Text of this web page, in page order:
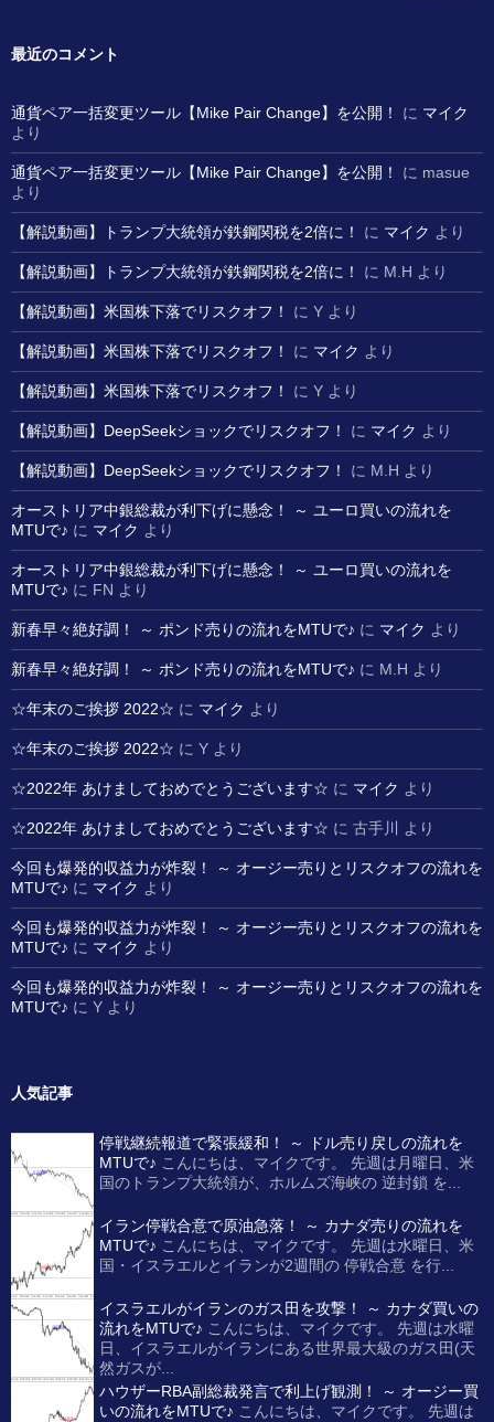
最近のコメント
通貨ペア一括変更ツール【Mike Pair Change】を公開！ に マイク
より
通貨ペア一括変更ツール【Mike Pair Change】を公開！ に masue
より
【解説動画】トランプ大統領が鉄鋼関税を2倍に！ に マイク より
【解説動画】トランプ大統領が鉄鋼関税を2倍に！ に M.H より
【解説動画】米国株下落でリスクオフ！ に Y より
【解説動画】米国株下落でリスクオフ！ に マイク より
【解説動画】米国株下落でリスクオフ！ に Y より
【解説動画】DeepSeekショックでリスクオフ！ に マイク より
【解説動画】DeepSeekショックでリスクオフ！ に M.H より
オーストリア中銀総裁が利下げに懸念！ ～ ユーロ買いの流れを
MTUで♪ に マイク より
オーストリア中銀総裁が利下げに懸念！ ～ ユーロ買いの流れを
MTUで♪ に FN より
新春早々絶好調！ ～ ポンド売りの流れをMTUで♪ に マイク より
新春早々絶好調！ ～ ポンド売りの流れをMTUで♪ に M.H より
☆年末のご挨拶 2022☆ に マイク より
☆年末のご挨拶 2022☆ に Y より
☆2022年 あけましておめでとうございます☆ に マイク より
☆2022年 あけましておめでとうございます☆ に 古手川 より
今回も爆発的収益力が炸裂！ ～ オージー売りとリスクオフの流れを
MTUで♪ に マイク より
今回も爆発的収益力が炸裂！ ～ オージー売りとリスクオフの流れを
MTUで♪ に マイク より
今回も爆発的収益力が炸裂！ ～ オージー売りとリスクオフの流れを
MTUで♪ に Y より
人気記事
停戦継続報道で緊張緩和！ ～ ドル売り戻しの流れを
MTUで♪ こんにちは、マイクです。 先週は月曜日、米
国のトランプ大統領が、ホルムズ海峡の 逆封鎖 を...
イラン停戦合意で原油急落！ ～ カナダ売りの流れを
MTUで♪ こんにちは、マイクです。 先週は水曜日、米
国・イスラエルとイランが2週間の 停戦合意 を行...
イスラエルがイランのガス田を攻撃！ ～ カナダ買いの
流れをMTUで♪ こんにちは、マイクです。 先週は水曜
日、イスラエルがイランにある世界最大級のガス田(天
然ガスが...
ハウザーRBA副総裁発言で利上げ観測！ ～ オージー買
いの流れをMTUで♪ こんにちは、マイクです。 先週は